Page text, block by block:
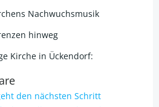
Nachwuchsmusik
hinweg
Kirche in Ückendorf:
den nächsten Schritt